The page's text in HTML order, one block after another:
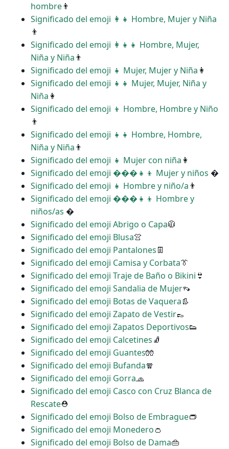
hombre👨
Significado del emoji ‍👩‍👧 Hombre, Mujer y Niña
👨
Significado del emoji ‍👩‍👧‍👧 Hombre, Mujer,
Niña y Niña 👨
Significado del emoji ‍‍👧 Mujer, Mujer y Niña 👩
Significado del emoji ‍‍👧‍👧 Mujer, Mujer, Niña y
Niña 👩
Significado del emoji ‍‍👦 Hombre, Hombre y Niño
👨
Significado del emoji ‍‍👧‍👧 Hombre, Hombre,
Niña y Niña 👨
Significado del emoji ‍👧 Mujer con niña 👩
Significado del emoji ���‍👧‍👦 Mujer y niños �
Significado del emoji ‍👧 Hombre y niño/a 👨
Significado del emoji ���‍👧‍👦 Hombre y
niños/as �
Significado del emoji Abrigo o Capa🧥
Significado del emoji Blusa👚
Significado del emoji Pantalones👖
Significado del emoji Camisa y Corbata👔
Significado del emoji Traje de Baño o Bikini 👙
Significado del emoji Sandalia de Mujer👡
Significado del emoji Botas de Vaquera👢
Significado del emoji Zapato de Vestir👞
Significado del emoji Zapatos Deportivos👟
Significado del emoji Calcetines🧦
Significado del emoji Guantes🧤
Significado del emoji Bufanda🧣
Significado del emoji Gorra🧢
Significado del emoji Casco con Cruz Blanca de
Rescate⛑
Significado del emoji Bolso de Embrague👝
Significado del emoji Monedero👛
Significado del emoji Bolso de Dama👜